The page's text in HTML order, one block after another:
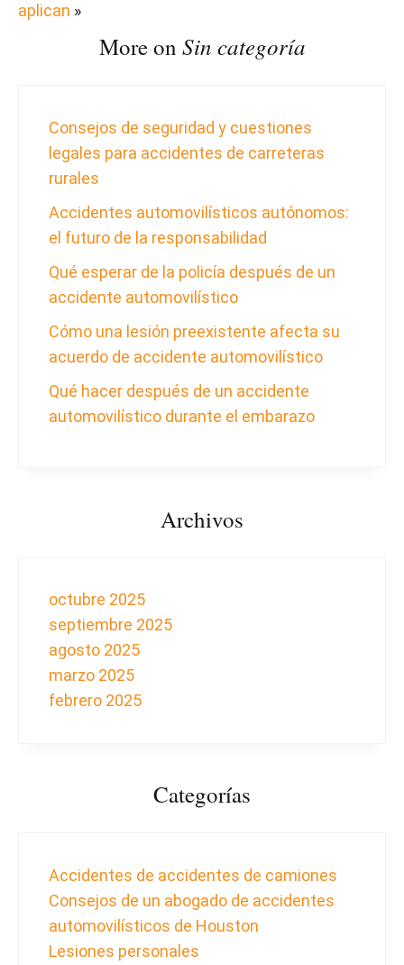
aplican »
More on Sin categoría
Consejos de seguridad y cuestiones
legales para accidentes de carreteras
rurales
Accidentes automovilísticos autónomos:
el futuro de la responsabilidad
Qué esperar de la policía después de un
accidente automovilístico
Cómo una lesión preexistente afecta su
acuerdo de accidente automovilístico
Qué hacer después de un accidente
automovilístico durante el embarazo
Archivos
octubre 2025
septiembre 2025
agosto 2025
marzo 2025
febrero 2025
Categorías
Accidentes de accidentes de camiones
Consejos de un abogado de accidentes
automovilísticos de Houston
Lesiones personales